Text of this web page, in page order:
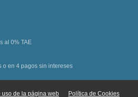
al 0% TAE
o en 4 pagos sin intereses
uso de la página web Política de Cookies